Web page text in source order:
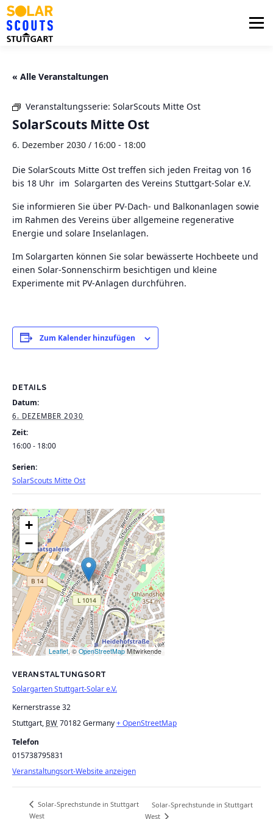
Zum
Inhalt
springen
Menü
« Alle Veranstaltungen
Veranstaltungsserie: SolarScouts Mitte Ost
SolarScouts Mitte Ost
6. Dezember 2030 / 16:00 - 18:00
Die SolarScouts Mitte Ost treffen sich jeden Freitag von 16
bis 18 Uhr im Solargarten des Vereins Stuttgart-Solar e.V.
Sie informieren Sie über PV-Dach- und Balkonanlagen sowie
im Rahmen des Vereins über allgemeine regenerative
Energie und solare Inselanlagen.
Im Solargarten können Sie solar bewässerte Hochbeete und
einen Solar-Sonnenschirm besichtigen und kleine
Experimente mit PV-Anlagen durchführen.
Zum Kalender hinzufügen
DETAILS
Datum:
6. DEZEMBER 2030
Zeit:
16:00 - 18:00
Serien:
SolarScouts Mitte Ost
VERANSTALTUNGSORT
Solargarten Stuttgart-Solar e.V.
Kernerstrasse 32
Stuttgart, BW 70182Germany+ OpenStreetMap
Telefon
015738795831
Veranstaltungsort-Website anzeigen
+
−
Leaflet, © OpenStreetMap Mitwirkende
Solar-Sprechstunde in Stuttgart
West
Solar-Sprechstunde in Stuttgart
West